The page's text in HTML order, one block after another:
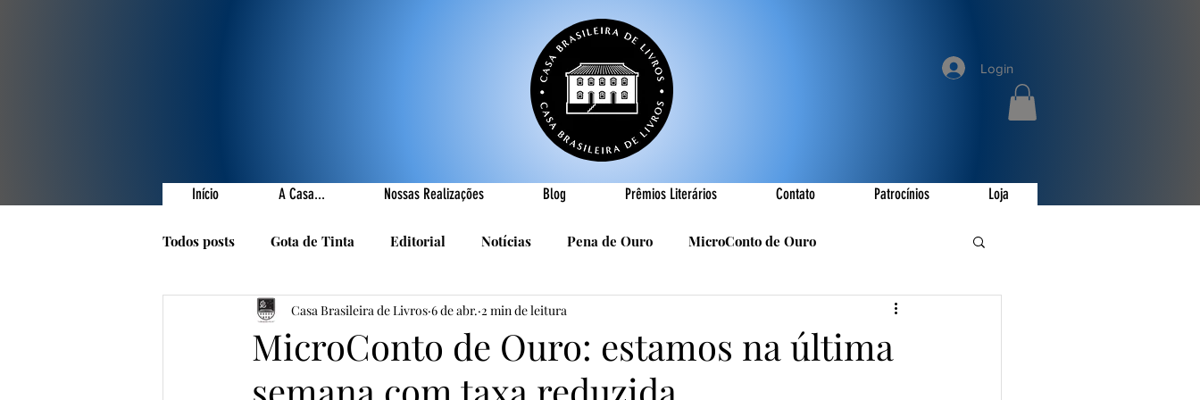
Início A Casa... Nossas Realizações Blog Prêmios Literários Contato Patrocínios Loja
Login
Todos posts Gota de Tinta Editorial Notícias Pena de Ouro MicroConto de Ouro
Prêmios Literários Nossas Realizações Cândido Luís Vasques
1001 Poetas Autores da Casa R. Roldan-Roldan Carlos Nejar
MicroConto de Ouro: estamos na última
Casa Brasileira de Livros 6 de abr. 2 min de leitura